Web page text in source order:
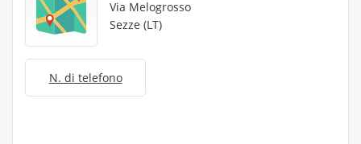
Via Melogrosso
Sezze (LT)
N. di telefono